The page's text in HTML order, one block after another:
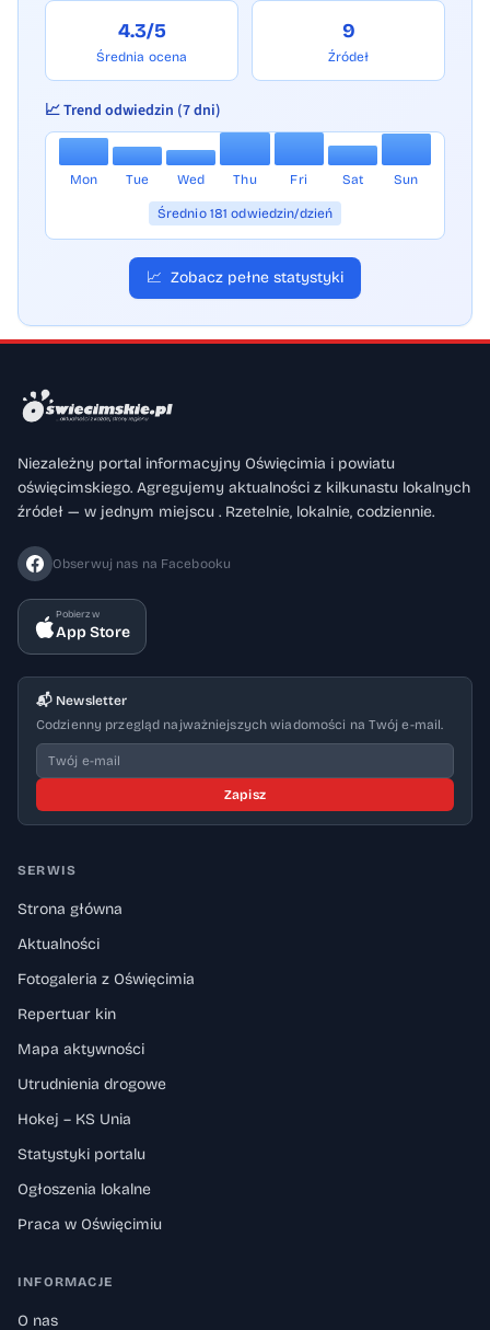
4.3/5
Średnia ocena
9
Źródeł
📈 Trend odwiedzin (7 dni)
Mon Tue Wed Thu Fri Sat Sun
Średnio 181 odwiedzin/dzień
📈 Zobacz pełne statystyki
Niezależny portal informacyjny Oświęcimia i powiatu
oświęcimskiego. Agregujemy aktualności z kilkunastu lokalnych
źródeł — w jednym miejscu . Rzetelnie, lokalnie, codziennie.
Obserwuj nas na Facebooku
Pobierz w
App Store
📬 Newsletter
Codzienny przegląd najważniejszych wiadomości na Twój e-mail.
Zapisz
SERWIS
Strona główna
Aktualności
Fotogaleria z Oświęcimia
Repertuar kin
Mapa aktywności
Utrudnienia drogowe
Hokej – KS Unia
Statystyki portalu
Ogłoszenia lokalne
Praca w Oświęcimiu
INFORMACJE
O nas